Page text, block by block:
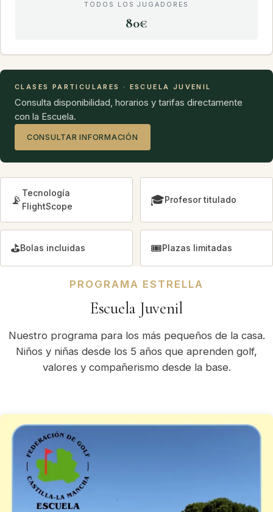
TODOS LOS JUGADORES
80€
CLASES PARTICULARES · ESCUELA JUVENIL
Consulta disponibilidad, horarios y tarifas directamente
con la Escuela.
CONSULTAR INFORMACIÓN
📡 Tecnología
FlightScope
🎓Profesor titulado
⛳Bolas incluidas 🎟️Plazas limitadas
PROGRAMA ESTRELLA
Escuela Juvenil
Nuestro programa para los más pequeños de la casa.
Niños y niñas desde los 5 años que aprenden golf,
valores y compañerismo desde la base.